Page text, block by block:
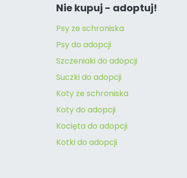
Nie kupuj - adoptuj!
Psy ze schroniska
Psy do adopcji
Szczeniaki do adopcji
Suczki do adopcji
Koty ze schroniska
Koty do adopcji
Kocięta do adopcji
Kotki do adopcji